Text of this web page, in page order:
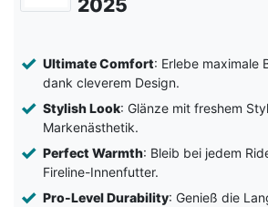
2025
Ultimate Comfort: Erlebe maximale
dank cleverem Design.
Stylish Look: Glänze mit freshem
Markenästhetik.
Perfect Warmth: Bleib bei jedem
Fireline-Innenfutter.
Pro-Level Durability: Genieß die